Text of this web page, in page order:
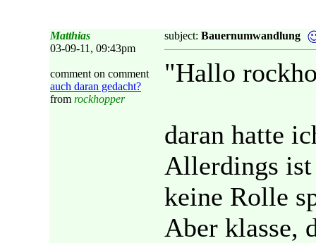
Matthias
03-09-11, 09:43pm
comment on comment
auch daran gedacht?
from rockhopper
subject: Bauernumwandlung
"Hallo
daran hatte
Allerdings ist
keine Rolle
Aber klasse,